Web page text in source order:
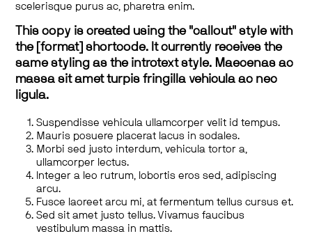
scelerisque purus ac, pharetra enim.
This copy is created using the "callout" style with
the [format] shortcode. It currently receives the
same styling as the introtext style. Maecenas ac
massa sit amet turpis fringilla vehicula ac nec
ligula.
Suspendisse vehicula ullamcorper velit id tempus.
Mauris posuere placerat lacus in sodales.
Morbi sed justo interdum, vehicula tortor a,
ullamcorper lectus.
Integer a leo rutrum, lobortis eros sed, adipiscing
arcu.
Fusce laoreet arcu mi, at fermentum tellus cursus et.
Sed sit amet justo tellus. Vivamus faucibus
vestibulum massa in mattis.